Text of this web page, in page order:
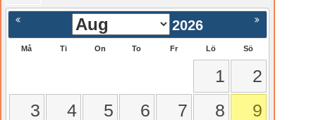
Nästa >
2026
Må Ti On To Fr Lö Sö
1
2
3
4 5 6 7 8
9